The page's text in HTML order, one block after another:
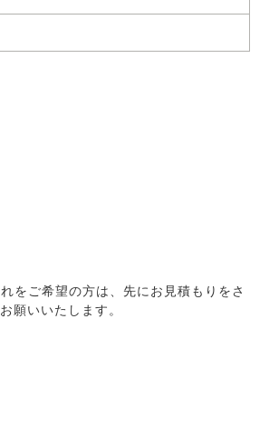
をご希望の方は、先にお見積もりをさ
願いいたします。